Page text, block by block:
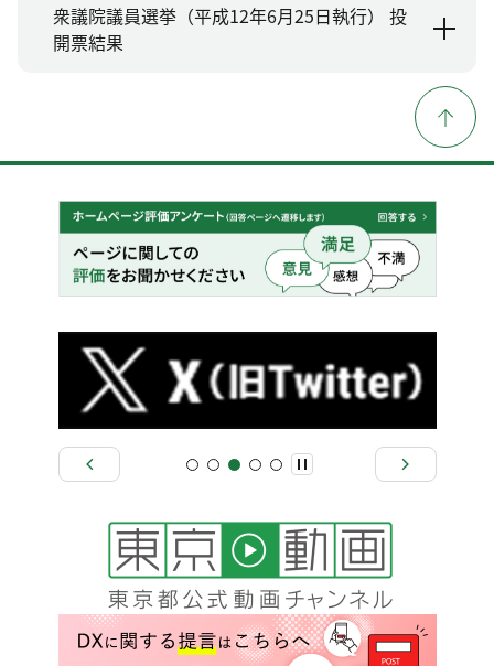
衆議院議員選挙（平成12年6月25日執行） 投
開票結果